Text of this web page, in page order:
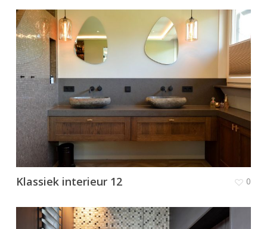
Klassiek interieur 12 0